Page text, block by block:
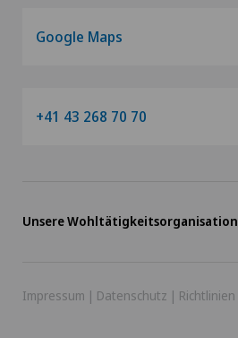
Google Maps
+41 43 268 70 70
Unsere Wohltätigkeitsorganisation
Impressum | Datenschutz | Richtlinien